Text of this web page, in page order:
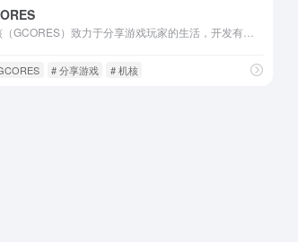
# 分享游戏 # 机核